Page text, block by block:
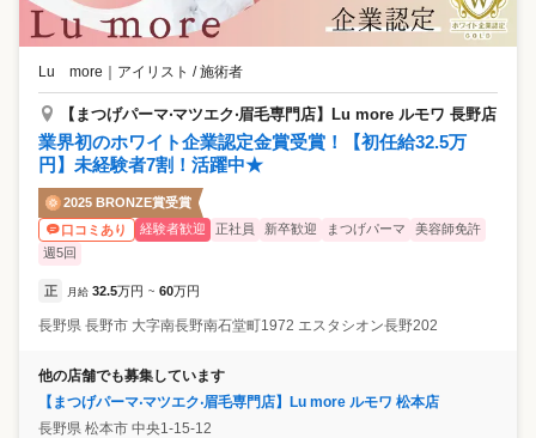
Lu more ｜ アイリスト / 施術者
【まつげパーマ‧マツエク‧眉⽑専⾨店】Lu more ルモワ 長野店
業界初のホワイト企業認定金賞受賞！【初任給32.5万
円】未経験者7割！活躍中★
2025 BRONZE賞受賞
口コミあり
経験者歓迎 正社員 新卒歓迎 まつげパーマ
美容師免許
週5回
正 月給 32.5万円 ~ 60万円
長野県 長野市 大字南長野南石堂町1972 エスタシオン長野202
他の店舗でも募集しています
【まつげパーマ‧マツエク‧眉⽑専⾨店】Lu more ルモワ 松本店
長野県 松本市 中央1-15-12